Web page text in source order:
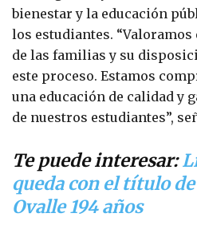
bienestar y la educación
los estudiantes.
de las familias y su
este proceso. Estamos
una educación de calidad y
de nuestros estudiantes”,
Te puede interesar:
queda con el título
Ovalle 194 años